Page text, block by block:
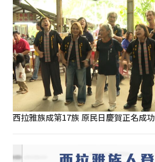
西拉雅族成第17族 原民日慶賀正名成功